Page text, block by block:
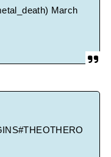
March
#THEOTHERO